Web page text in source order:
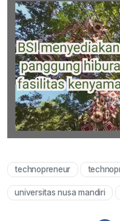
technopreneur
universitas nusa mandiri